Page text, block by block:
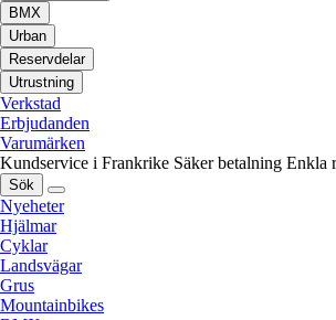
BMX
Urban
Reservdelar
Utrustning
Verkstad
Erbjudanden
Varumärken
Kundservice i Frankrike Säker betalning Enkla
Sök
Nyeheter
Hjälmar
Cyklar
Landsvägar
Grus
Mountainbikes